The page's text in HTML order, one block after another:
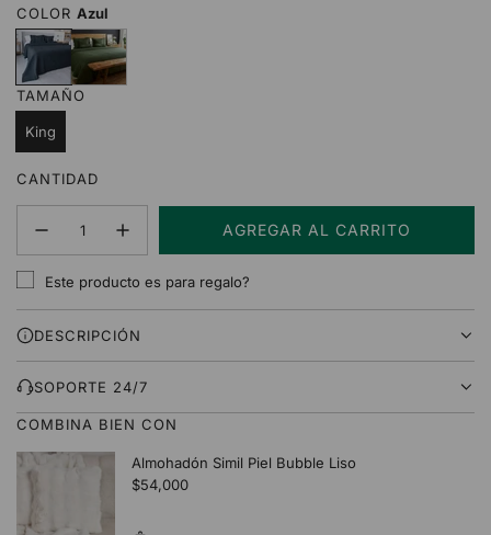
COLOR Azul
A
u
l
V
e
r
TAMAÑO
King
CANTIDAD
AGREGAR AL CARRITO
C
G
N
O
.
Este producto es para regalo?
DESCRIPCIÓN
SOPORTE 24/7
COMBINA BIEN CON